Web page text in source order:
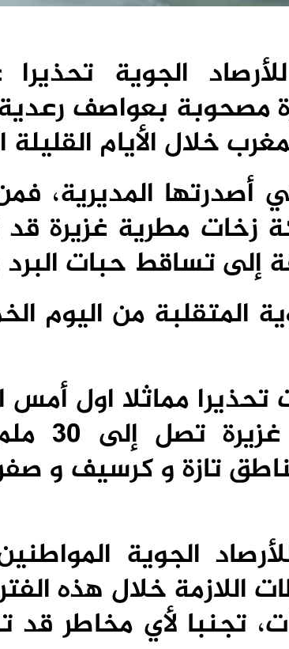
الجوية
مصحوبة بعواصف
خلال الأيام القليلة
أصدرتها المديرية،
المتقلبة من اليوم
مماثلا اول أمس
حذرت
تازة و كرسيف و
الجوية
اللازمة خلال هذه
تجنبا لأي مخاطر